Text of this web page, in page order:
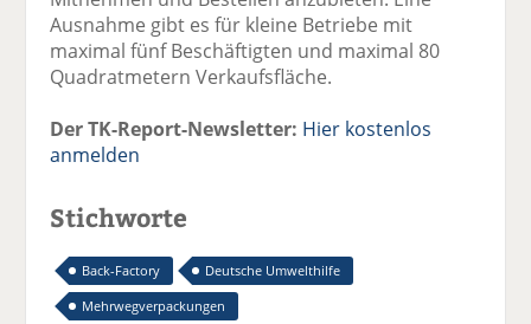
Ausnahme gibt es für kleine Betriebe mit
maximal fünf Beschäftigten und maximal 80
Quadratmetern Verkaufsfläche.
Der TK-Report-Newsletter: Hier kostenlos
anmelden
Stichworte
Back-Factory
Deutsche Umwelthilfe
Mehrwegverpackungen